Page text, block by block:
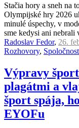
Stačia hory a sneh na
Olympijské hry 2026
minulé úspechy, v
sme kedysi ani nebrali
Radoslav Fedor, 26.
Rozhovory,
Výpravy
plagátmi a
šport spája,
EYOFu